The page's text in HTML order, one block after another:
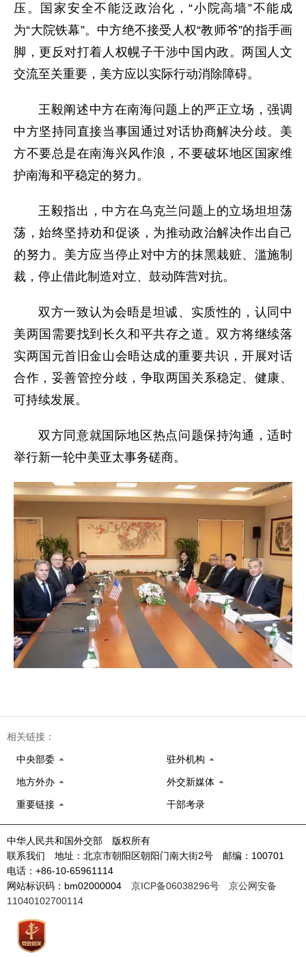
压。国家安全不能泛政治化，“小院高墙”不能成
为“大院铁幕”。中方绝不接受人权“教师爷”的指手画
脚，更反对打着人权幌子干涉中国内政。两国人文
交流至关重要，美方应以实际行动消除障碍。
王毅阐述中方在南海问题上的严正立场，强调
中方坚持同直接当事国通过对话协商解决分歧。美
方不要总是在南海兴风作浪，不要破坏地区国家维
护南海和平稳定的努力。
王毅指出，中方在乌克兰问题上的立场坦坦荡
荡，始终坚持劝和促谈，为推动政治解决作出自己
的努力。美方应当停止对中方的抹黑栽赃、滥施制
裁，停止借此制造对立、鼓动阵营对抗。
双方一致认为会晤是坦诚、实质性的，认同中
美两国需要找到长久和平共存之道。双方将继续落
实两国元首旧金山会晤达成的重要共识，开展对话
合作，妥善管控分歧，争取两国关系稳定、健康、
可持续发展。
双方同意就国际地区热点问题保持沟通，适时
举行新一轮中美亚太事务磋商。
相关链接：
中央部委 驻外机构
地方外办 外交新媒体
重要链接 干部考录
中华人民共和国外交部 版权所有
联系我们 地址：北京市朝阳区朝阳门南大街2号 邮编：100701
电话：+86-10-65961114
网站标识码：bm02000004 京ICP备06038296号
京公网安备
11040102700114